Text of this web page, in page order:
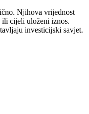
Njihova vrijednost
ili cijeli uloženi iznos.
investicijski savjet.